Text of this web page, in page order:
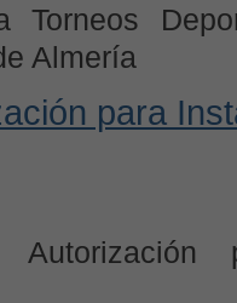
Torneos
Almería
para